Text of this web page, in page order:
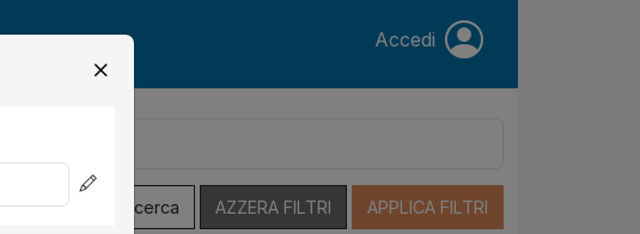
Accedi
Salva Ricerca AZZERA FILTRI APPLICA FILTRI